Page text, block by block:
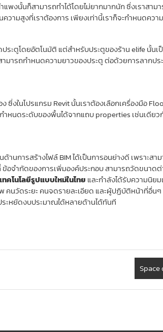
พงนั้นก็สามารถทำได้โดยไม่ยากมากนัก ซึ่งเราสา
วามสูงที่เราต้องการ เพียงเท่านี้เราก็จะกำหนดคว
ะตูโดยอัตโนมัติ แต่สำหรับประตูของร้าน elife นั้นเ
ารถกำหนดความยาวของประตู ต่อด้วยการลากป
ในโปรแกรม Revit นั้นเราต้องเลือกเครื่องมือ
หนดระดับของพื้นได้จากแถบ properties เช่นเดี
านการสร้างไฟล์ BIM ได้เป็นการอนย่างดี เพราะส
ำกัดของการเพิ่มองค์ประกอบ สามารถวัดขนาดต่
เทคโนโลยีรูปแบบใหม่ในไทย และกำลังได้รับความนิย
นวัดระยะ คนจดรายละเอียด และผู้ปฏิบัติหน้าที่อื่น
ระหยัดงบประมาณได้หลายด้านได้ทันที